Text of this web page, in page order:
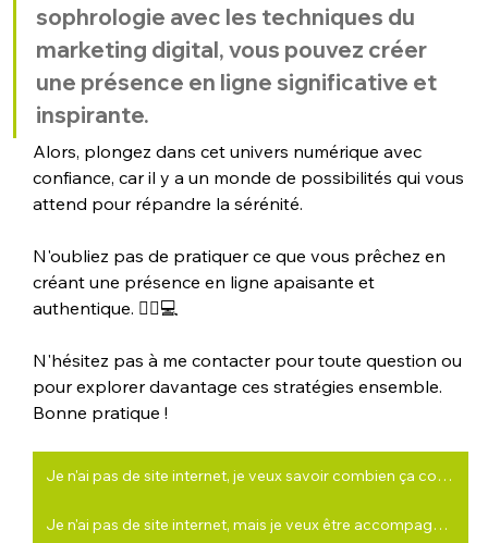
sophrologie avec les techniques du
marketing digital, vous pouvez créer
une présence en ligne significative et
inspirante.
Alors, plongez dans cet univers numérique avec
confiance, car il y a un monde de possibilités qui vous
attend pour répandre la sérénité.
N'oubliez pas de pratiquer ce que vous prêchez en
créant une présence en ligne apaisante et
authentique. 💆‍♂️💻
N'hésitez pas à me contacter pour toute question ou
pour explorer davantage ces stratégies ensemble.
Bonne pratique !
Je n'ai pas de site internet, je veux savoir combien ça coûte de le faire faire
Je n'ai pas de site internet, mais je veux être accompagné(e) pour en faire un moi-même